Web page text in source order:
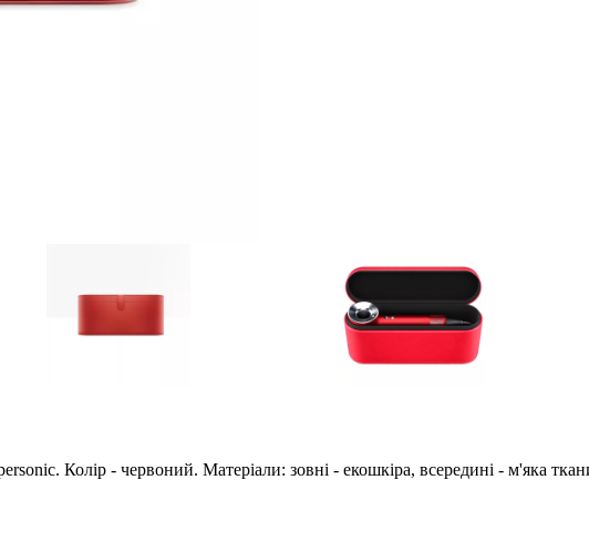
Колір - червоний. Матеріали: зовні - екошкіра, всередині - м'яка